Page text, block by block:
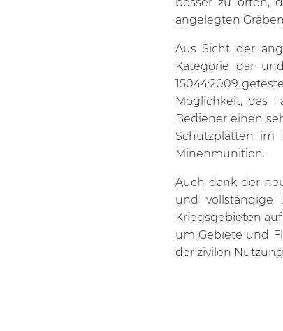
angelegten
Aus Sicht der
Kategorie dar
15044:2009
Möglichkeit, das
Bediener einen
Schutzplatten im
Minenmunition.
Auch dank der
und vollständige
Kriegsgebieten
um Gebiete und
der zivilen